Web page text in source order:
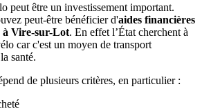
peut être un investissement important.
peut-être bénéficier d'aides financières
Vire-sur-Lot. En effet l’État cherchent à
car c'est un moyen de transport
santé.
de plusieurs critères, en particulier :